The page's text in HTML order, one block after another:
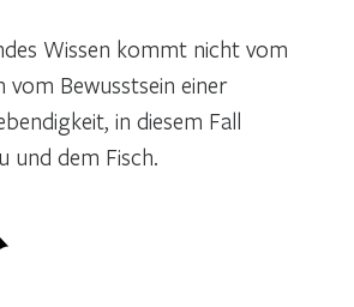
Wissen kommt nicht vom
vom Bewusstsein einer
in diesem Fall
und dem Fisch.